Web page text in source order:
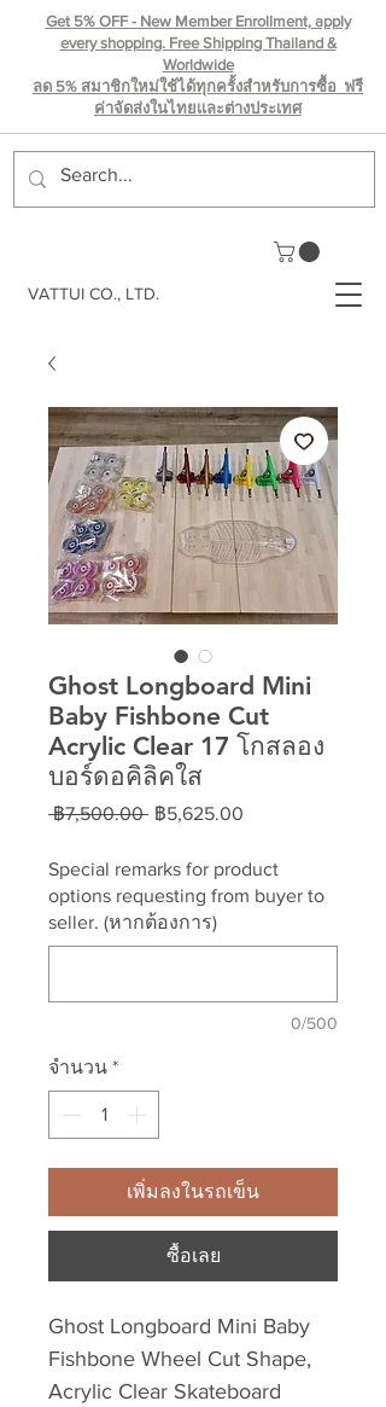
VATTUI CO., LTD.
Get 5% OFF - New Member Enrollment, apply
every shopping. Free Shipping Thailand &
Worldwide
ลด 5% สมาชิกใหม่ใช้ได้ทุกครั้งสำหรับการซื้อ ฟรี
ค่าจัดส่งในไทยเเละต่างประเทศ
Ghost Longboard Mini
Baby Fishbone Cut
Acrylic Clear 17 โกสลอง
บอร์ดอคิลิคใส
฿7,500.00 ราคา
฿5,625.00
ลด
Special remarks for product
options requesting from buyer to
seller. (หากต้องการ)
0/500
จำนวน *
เพิ่มลงในรถเข็น
ซื้อเลย
Ghost Longboard Mini Baby
Fishbone Wheel Cut Shape,
Acrylic Clear Skateboard